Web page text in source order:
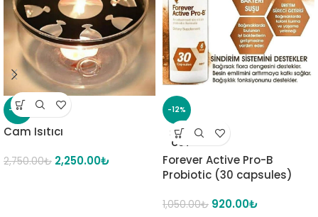
-18%
Cam Isıtıcı
2,750.00₺ 2,250.00₺
-12%
SOLD
OUT
Forever Active Pro-B
Probiotic (30 capsules)
1,050.00₺ 920.00₺